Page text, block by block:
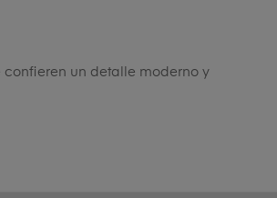
un detalle moderno y